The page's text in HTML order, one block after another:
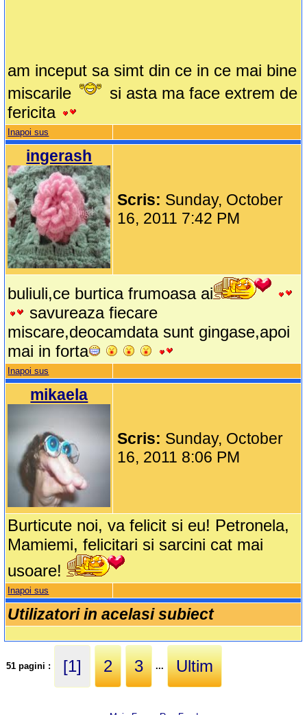
am inceput sa simt din ce in ce mai bine
miscarile
si asta ma face extrem de
fericita
Inapoi sus
ingerash
Scris: Sunday, October
16, 2011 7:42 PM
buliuli,ce burtica frumoasa ai
savureaza fiecare
miscare,deocamdata sunt gingase,apoi
mai in forta
Inapoi sus
mikaela
Scris: Sunday, October
16, 2011 8:06 PM
Burticute noi, va felicit si eu! Petronela,
Mamiemi, felicitari si sarcini cat mai
usoare!
Inapoi sus
Utilizatori in acelasi subiect
51 pagini : [1] 2 3 ... Ultim